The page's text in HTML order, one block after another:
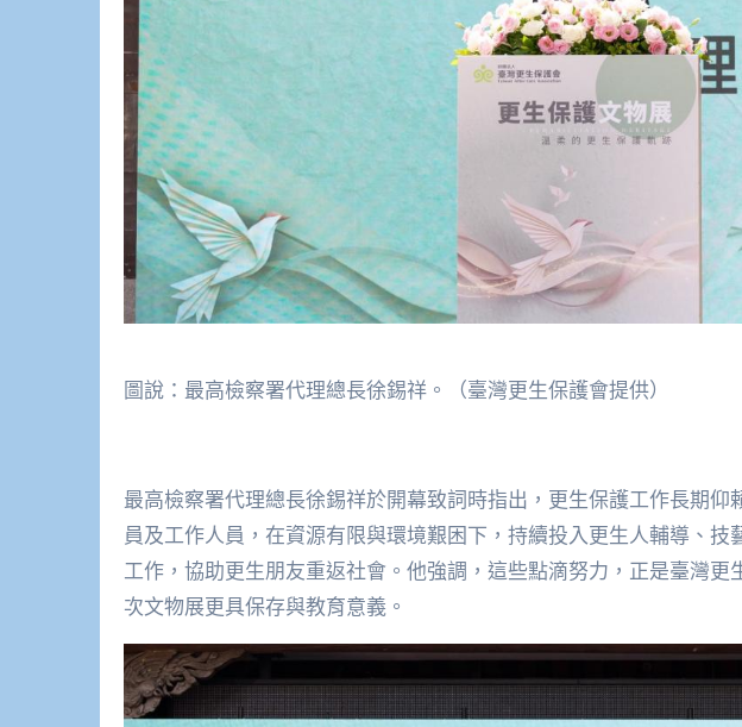
圖說：最高檢察署代理總長徐錫祥。（臺灣更生保護會提供）
最高檢察署代理總長徐錫祥於開幕致詞時指出，更生保護工作長期仰
員及工作人員，在資源有限與環境艱困下，持續投入更生人輔導、
工作，協助更生朋友重返社會。他強調，這些點滴努力，正是臺灣更
次文物展更具保存與教育意義。